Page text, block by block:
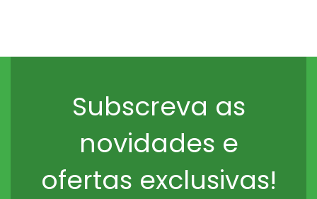
Subscreva as
novidades e
ofertas exclusivas!